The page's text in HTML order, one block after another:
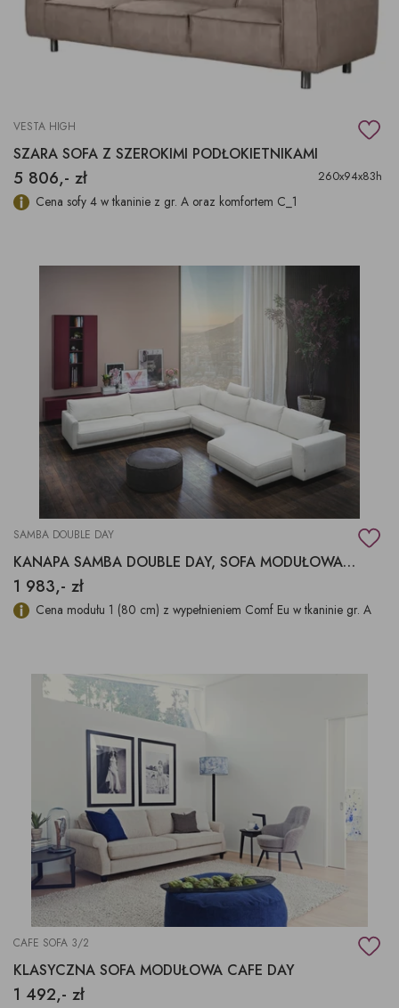
VESTA HIGH
SZARA SOFA Z SZEROKIMI PODŁOKIETNIKAMI
5 806,- zł 260x94x83h
Cena sofy 4 w tkaninie z gr. A oraz komfortem C_1
SAMBA DOUBLE DAY
KANAPA SAMBA DOUBLE DAY, SOFA MODUŁOWA SAMBA
1 983,- zł
Cena modułu 1 (80 cm) z wypełnieniem Comf Eu w tkaninie gr. A
CAFE SOFA 3/2
KLASYCZNA SOFA MODUŁOWA CAFE DAY
1 492,- zł